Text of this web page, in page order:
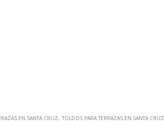
EN SANTA CRUZ
TOLDOS PARA TERRAZAS EN SANTA CRUZ